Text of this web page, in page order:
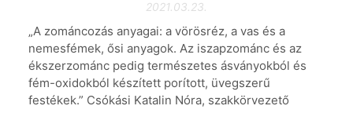
2021.03.23.
„A zománcozás anyagai: a vörösréz, a vas és a
nemesfémek, ősi anyagok. Az iszapzománc és az
ékszerzománc pedig természetes ásványokból és
fém-oxidokból készített porított, üvegszerű
festékek.” Csókási Katalin Nóra, szakkörvezető